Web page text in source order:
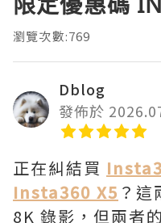
瀏覽次數:769
Dblog
發佈於
正在糾結買
Insta360 X5 ？
8K 錄影，但兩者